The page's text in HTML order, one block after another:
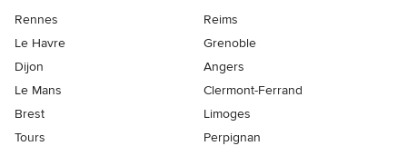
Rennes
Reims
Le Havre
Grenoble
Dijon
Angers
Le Mans
Clermont-Ferrand
Brest
Limoges
Tours
Perpignan